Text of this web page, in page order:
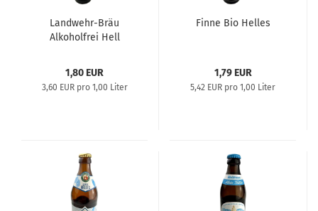
Landwehr-Bräu
Alkoholfrei Hell
1,80 EUR
3,60 EUR pro 1,00 Liter
Finne Bio Helles
1,79 EUR
5,42 EUR pro 1,00 Liter